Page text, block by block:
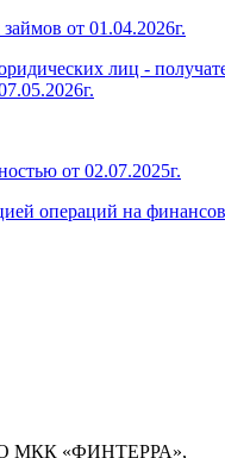
от 01.04.2026г.
лиц -
от 02.07.2025г.
операций на
МКК «ФИНТЕРРА»,